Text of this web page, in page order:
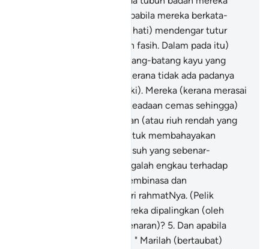
(dan kelalukannya); dan apabila mereka berkata-
kata, engkaujuga (tertarik hati) mendengar tutur
katanya (kerana manis dan fasih. Dalam pada itu)
mereka adalah seperti batang-batang kayu yang
tersandar (tidak terpakai kerana tidak ada padanya
kekuatan yang dikehendaki). Mereka (kerana merasai
bersalah, sentiasa dalam keadaan cemas sehingga)
menyangka tiap-tiap jeritan (atau riuh rendah yang
mereka dengar) adalah untuk membahayakan
mereka. Mereka itulah musuh yang sebenar-
benarnya maka berjaga-jagalah engkau terhadap
mereka. Semoga Allah membinasa dan
menyingkirkan mereka dari rahmatNya. (Pelik
sungguh!) Bagaimana mereka dipalingkan (oleh
hawa nafsunya - dari kebenaran)? 5. Dan apabila
dikatakan kepada mereka: " Marilah (bertaubat)